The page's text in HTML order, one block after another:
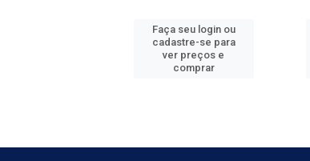
Faça seu login ou
cadastre-se para
ver preços e
comprar